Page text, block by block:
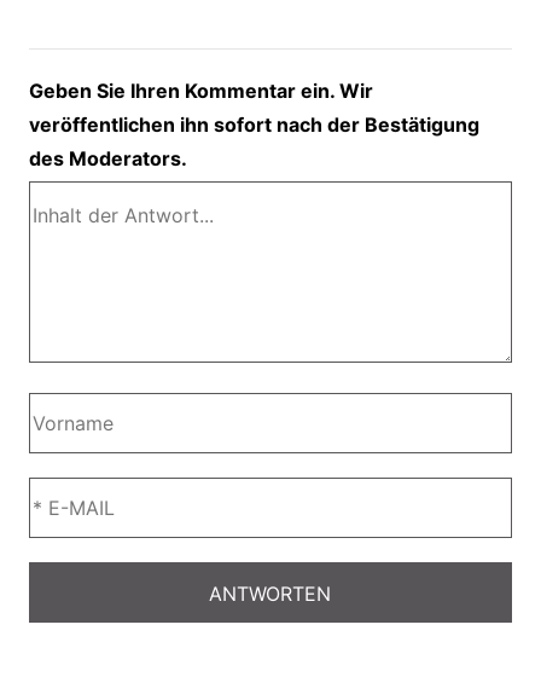
Geben Sie Ihren Kommentar ein. Wir
veröffentlichen ihn sofort nach der Bestätigung
des Moderators.